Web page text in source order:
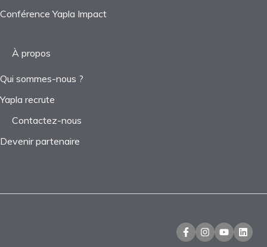
Conférence Yapla Impact
À propos
Qui sommes-nous ?
Yapla recrute
Contactez-nous
Devenir partenaire